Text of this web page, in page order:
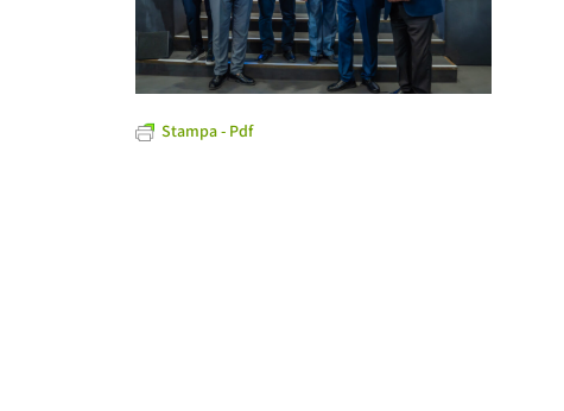
Stampa - Pdf